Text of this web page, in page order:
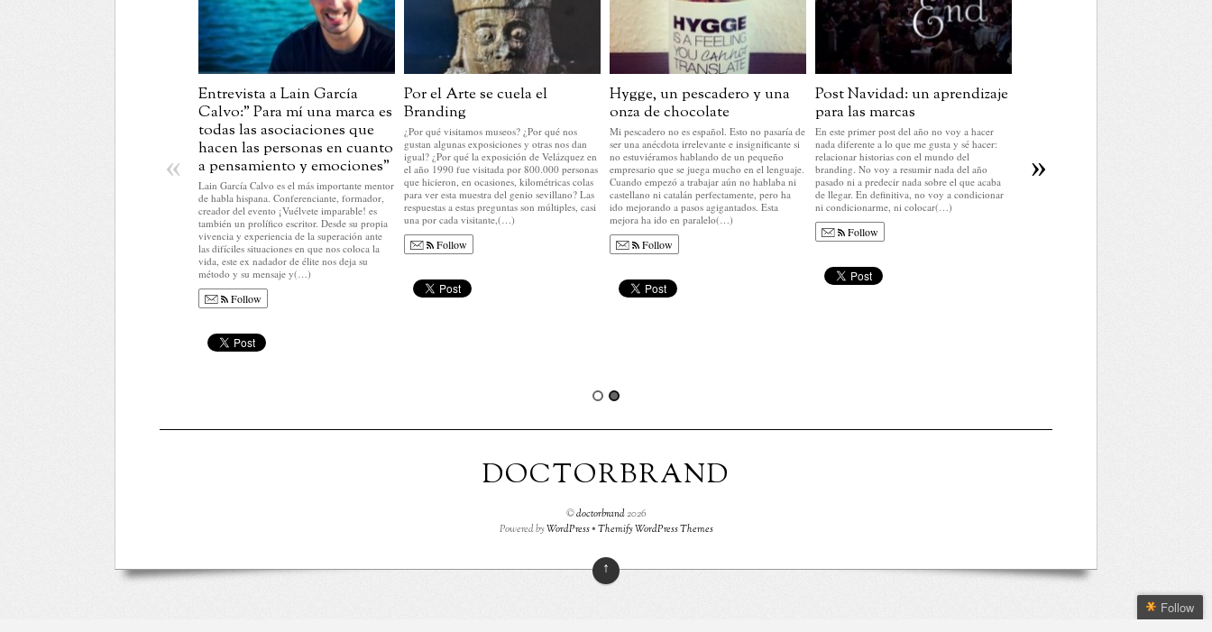
Entrevista a Lain García
Calvo:” Para mí una marca es
todas las asociaciones que
hacen las personas en cuanto
a pensamiento y emociones”
Lain García Calvo es el más importante mentor
de habla hispana. Conferenciante, formador,
creador del evento ¡Vuélvete imparable! es
también un prolífico escritor. Desde su propia
vivencia y experiencia de la superación ante
las difíciles situaciones en que nos coloca la
vida, este ex nadador de élite nos deja su
método y su mensaje y(…)
Follow
Por el Arte se cuela el
Branding
¿Por qué visitamos museos? ¿Por qué nos
gustan algunas exposiciones y otras nos dan
igual? ¿Por qué la exposición de Velázquez en
el año 1990 fue visitada por 800.000 personas
que hicieron, en ocasiones, kilométricas colas
para ver esta muestra del genio sevillano? Las
respuestas a estas preguntas son múltiples, casi
una por cada visitante,(…)
Follow
Hygge, un pescadero y una
onza de chocolate
Mi pescadero no es español. Esto no pasaría de
ser una anécdota irrelevante e insignificante si
no estuviéramos hablando de un pequeño
empresario que se juega mucho en el lenguaje.
Cuando empezó a trabajar aún no hablaba ni
castellano ni catalán perfectamente, pero ha
ido mejorando a pasos agigantados. Esta
mejora ha ido en paralelo(…)
Follow
Post Navidad: un aprendizaje
para las marcas
En este primer post del año no voy a hacer
nada diferente a lo que me gusta y sé hacer:
relacionar historias con el mundo del
branding. No voy a resumir nada del año
pasado ni a predecir nada sobre el que acaba
de llegar. En definitiva, no voy a condicionar
ni condicionarme, ni colocar(…)
Follow
ser figurativa o realista. Si nos atenemos a las
« »
DOCTORBRAND
©doctorbrand2026
Powered byWordPress•Themify WordPress Themes
↑
Follow